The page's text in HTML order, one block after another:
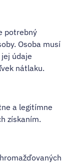
potrebný
Osoba musí
údaje
nátlaku.
a legitímne
získaním.